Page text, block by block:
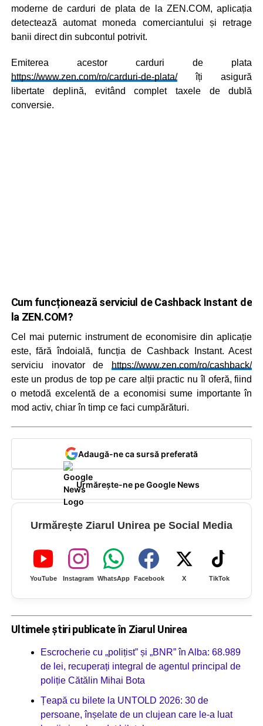
moderne de carduri de plata de la ZEN.COM, aplicația
detectează automat moneda comerciantului și retrage
banii direct din subcontul potrivit.
Emiterea acestor carduri de plata
https://www.zen.com/ro/carduri-de-plata/îți asigură
libertate deplină, evitând complet taxele de dublă
conversie.
Cum funcționează serviciul de Cashback Instant de
la ZEN.COM?
Cel mai puternic instrument de economisire din aplicație
este, fără îndoială, funcția de Cashback Instant. Acest
serviciu inovator de https://www.zen.com/ro/cashback/
este un produs de top pe care alții practic nu îl oferă, fiind
o metodă excelentă de a economisi sume importante în
mod activ, chiar în timp ce faci cumpărături.
Adaugă-ne ca sursă preferată
Urmărește-ne pe Google News
Urmărește Ziarul Unirea pe Social Media
YouTube Instagram WhatsApp Facebook X TikTok
Ultimele știri publicate în Ziarul Unirea
Escrocherie cu „polițist” și „BNR” în Alba: 68.989
de lei, recuperați integral de agentul principal de
poliție Cătălin Mihai Bota
Țeapă cu bilete la UNTOLD 2026: 30 de
persoane, înșelate de un clujean care le-a luat